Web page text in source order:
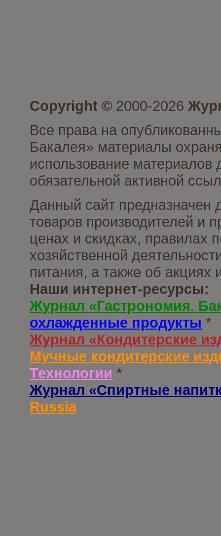
Copyright © 2000-2026
Все права на
Бакалея» материалы
использование материалов
обязательной активной
Данный сайт предназначен
товаров производителей и
ценах и скидках, правилах
хозяйственной
питания, а также об
Наши интернет-ресурсы:
Журнал «Гастрономия.
охлажденные продукты *
Журнал «Кондитерские
Мучные кондитерские
Технологии *
Журнал «Спиртные
Russia